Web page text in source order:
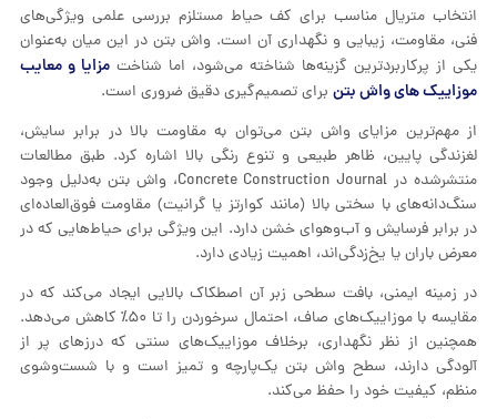
انتخاب متریال مناسب برای کف حیاط مستلزم بررسی علمی ویژگی‌های
فنی، مقاومت، زیبایی و نگهداری آن است. واش بتن در این میان به‌عنوان
یکی از پرکاربردترین گزینه‌ها شناخته می‌شود، اما شناختمزایا و معایب
موزاییک های واش بتنبرای تصمیم‌گیری دقیق ضروری است.
از مهم‌ترین مزایای واش بتن می‌توان به مقاومت بالا در برابر سایش،
لغزندگی پایین، ظاهر طبیعی و تنوع رنگی بالا اشاره کرد. طبق مطالعات
منتشرشده در Concrete Construction Journal، واش بتن به‌دلیل وجود
سنگ‌دانه‌های با سختی بالا (مانند کوارتز یا گرانیت) مقاومت فوق‌العاده‌ای
در برابر فرسایش و آب‌وهوای خشن دارد. این ویژگی برای حیاط‌هایی که در
معرض باران یا یخ‌زدگی‌اند، اهمیت زیادی دارد.
در زمینه ایمنی، بافت سطحی زبر آن اصطکاک بالایی ایجاد می‌کند که در
مقایسه با موزاییک‌های صاف، احتمال سرخوردن را تا ۵۰٪ کاهش می‌دهد.
همچنین از نظر نگهداری، برخلاف موزاییک‌های سنتی که درزهای پر از
آلودگی دارند، سطح واش بتن یک‌پارچه و تمیز است و با شست‌وشوی
منظم، کیفیت خود را حفظ می‌کند.